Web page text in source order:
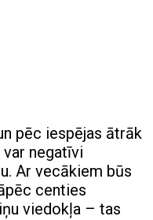
pēc iespējas ātrāk
negatīvi
Ar vecākiem būs
centies
viedokļa – tas